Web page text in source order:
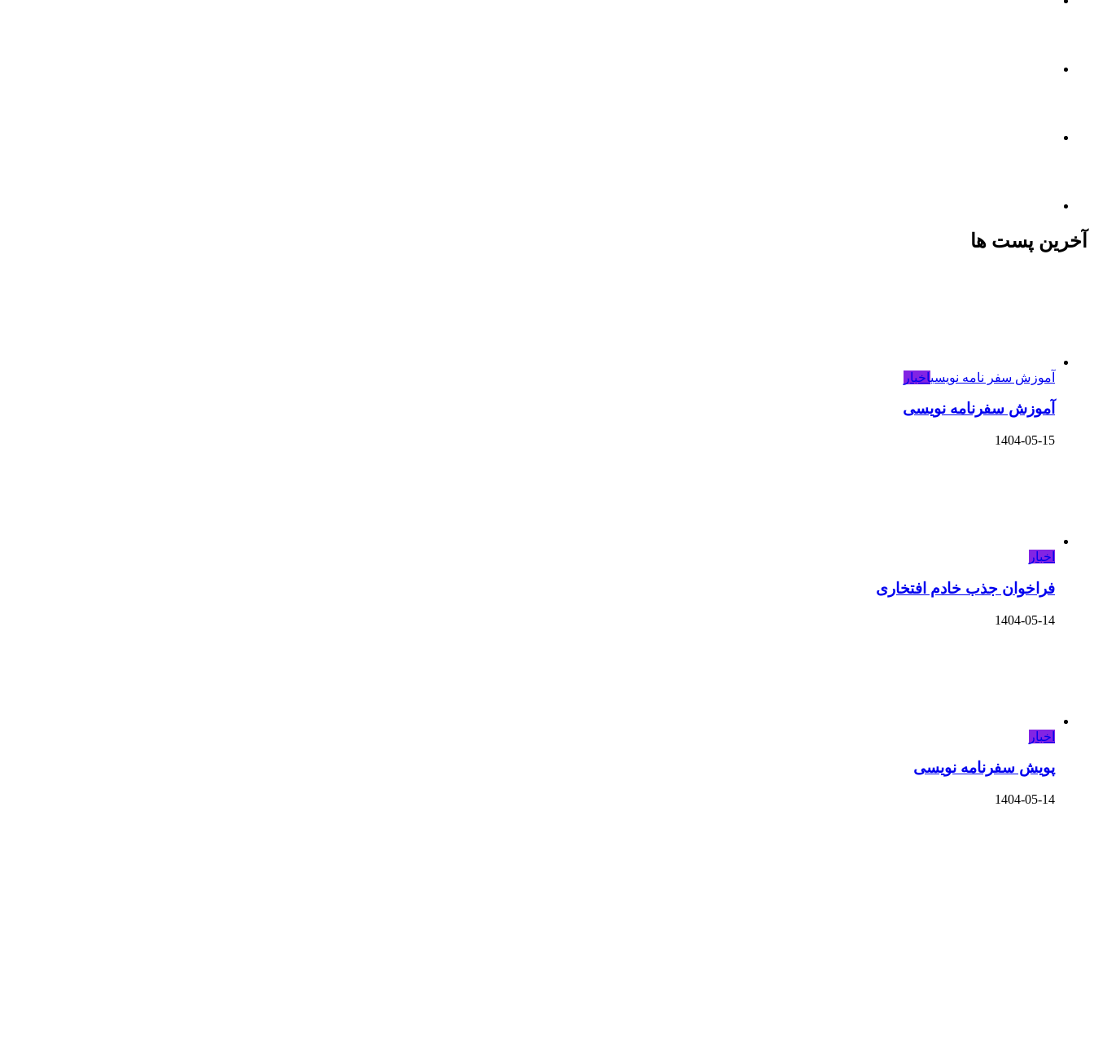
آخرین پست ها
آموزش سفر نامه نویسیاخبار
آموزش سفرنامه نویسی
1404-05-15
اخبار
فراخوان جذب خادم افتخاری
1404-05-14
اخبار
پویش سفرنامه نویسی
1404-05-14